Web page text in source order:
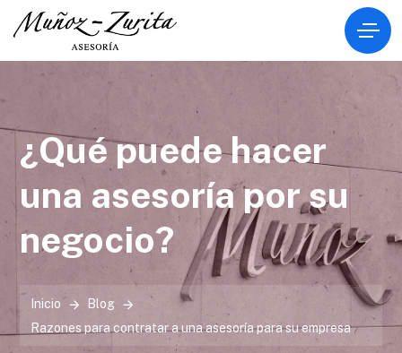
¿Qué puede hacer
una asesoría por su
negocio?
Inicio
Blog
Razones para contratar a una asesoría para su empresa